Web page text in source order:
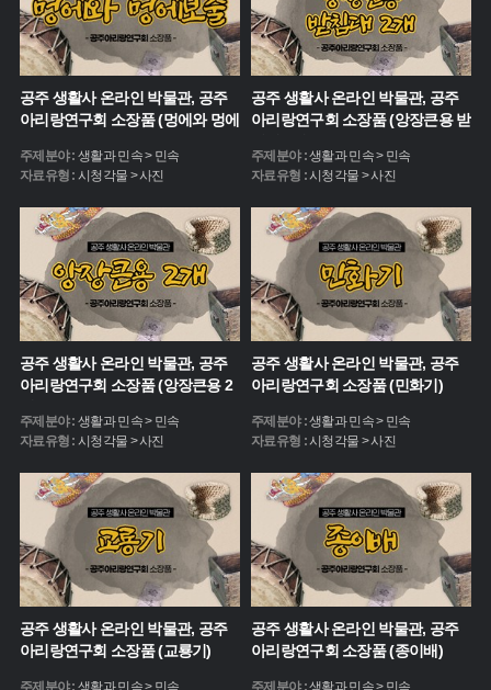
공주 생활사 온라인 박물관, 공주
아리랑연구회 소장품 (멍에와 멍에
주제분야 : 생활과 민속 > 민속
자료유형 : 시청각물 > 사진
공주 생활사 온라인 박물관, 공주
아리랑연구회 소장품 (앙장큰용 받
주제분야 :생활과 민속 > 민속
자료유형 :시청각물 > 사진
공주 생활사 온라인 박물관, 공주
아리랑연구회 소장품 (앙장큰용 2
주제분야 : 생활과 민속 > 민속
자료유형 : 시청각물 > 사진
공주 생활사 온라인 박물관, 공주
아리랑연구회 소장품 (민화기)
주제분야 :생활과 민속 > 민속
자료유형 :시청각물 > 사진
공주 생활사 온라인 박물관, 공주
아리랑연구회 소장품 (교룡기)
주제분야 : 생활과 민속 > 민속
공주 생활사 온라인 박물관, 공주
아리랑연구회 소장품 (종이배)
주제분야 :생활과 민속 > 민속